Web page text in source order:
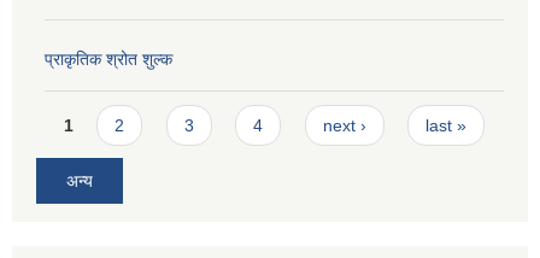
प्राकृतिक श्रोत शुल्क
Pages
1 2 3 4 next › last »
अन्य